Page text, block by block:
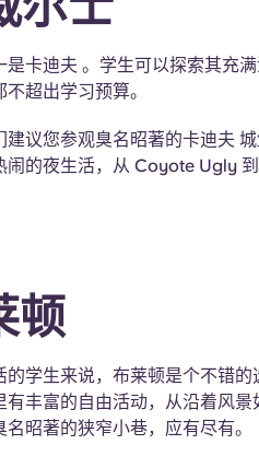
卡迪夫 。学生可以探索其充
超出学习预算。
议您参观臭名昭著的卡迪夫
闹的夜生活，从 Coyote Ugly
顿
的学生来说，布莱顿是个不错
丰富的自由活动，从沿着风
昭著的狭窄小巷，应有尽有。